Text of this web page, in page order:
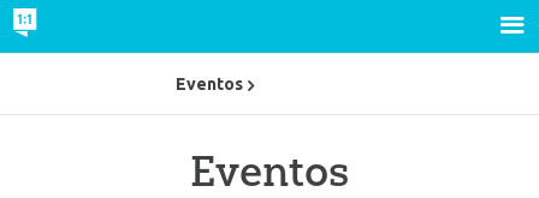
Eventos
Eventos